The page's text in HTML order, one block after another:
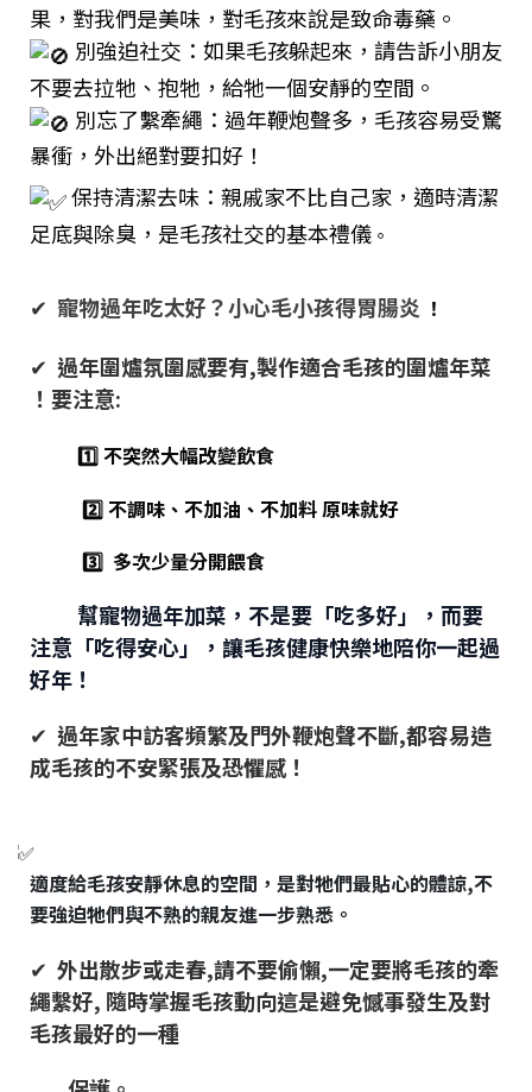
果，對我們是美味，對毛孩來說是致命毒藥。
別強迫社交：如果毛孩躲起來，請告訴小朋友
不要去拉牠、抱牠，給牠一個安靜的空間。
別忘了繫牽繩：過年鞭炮聲多，毛孩容易受驚
暴衝，外出絕對要扣好！
保持清潔去味：親戚家不比自己家，適時清潔
足底與除臭，是毛孩社交的基本禮儀 。
✔ 寵物過年吃太好？小心毛小孩得胃腸炎 ！
✔ 過年圍爐氛圍感要有,製作適合毛孩的圍爐年菜
！要注意:
1️⃣ 不突然大幅改變飲食
2️⃣ 不調味、不加油、不加料 原味就好
3️⃣ 多次少量分開餵食
幫寵物過年加菜，不是要「吃多好」，而要
注意「吃得安心」，讓毛孩健康快樂地陪你一起過
好年！
✔ 過年家中訪客頻繁及門外鞭炮聲不斷,都容易造
成毛孩的不安緊張及恐懼感！
適度給毛孩安靜休息的空間，是對牠們最貼心的體諒,不
要強迫牠們與不熟的親友進一步熟悉。
✔ 外出散步或走春,請不要偷懶,一定要將毛孩的牽
繩繫好, 隨時掌握毛孩動向這是避免憾事發生及對
毛孩最好的一種